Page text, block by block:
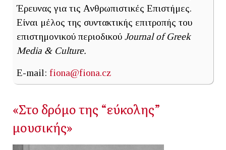
Έρευνας για τις Ανθρωπιστικές Επιστήμες.
Είναι μέλος της συντακτικής επιτροπής του
επιστημονικού περιοδικού Journal of Greek
Media & Culture.
E-mail: fiona@fiona.cz
«Στο δρόμο της “εύκολης”
μουσικής»